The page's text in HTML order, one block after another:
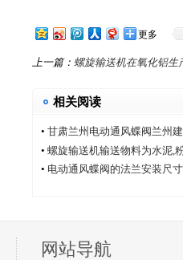
更多
上一篇： 螺旋输送机在氧化铝生
相关阅读
• 甘肃兰州电动通风蝶阀兰州
厂家中能电动通风蝶阀厂
• 螺旋输送机输送物料为水泥,
• 电动通风蝶阀的法兰安装尺寸
网站导航